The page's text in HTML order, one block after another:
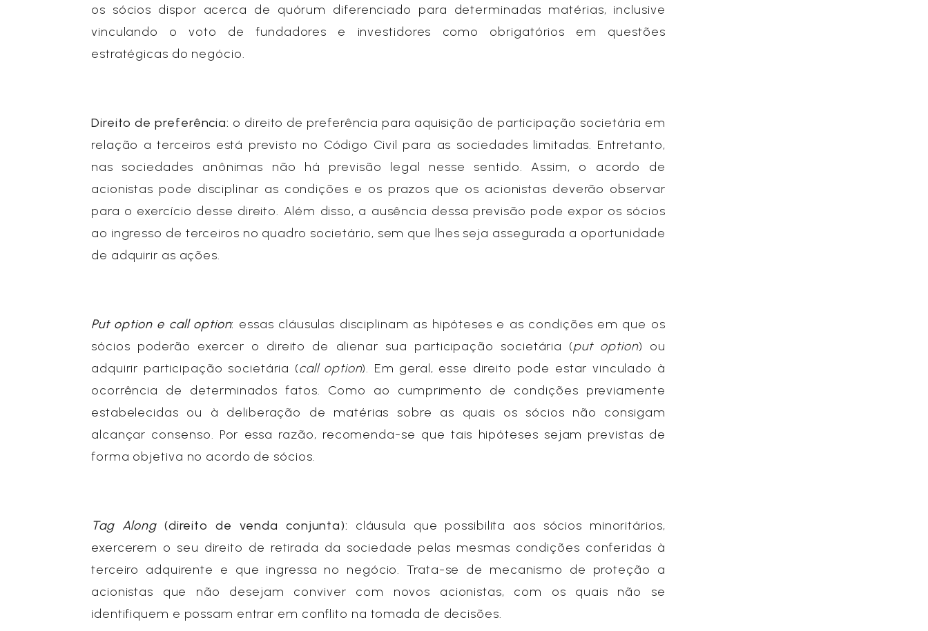
os sócios dispor acerca de quórum diferenciado para determinadas matérias, inclusive
vinculando o voto de fundadores e investidores como obrigatórios em questões
estratégicas do negócio.
Direito de preferência: o direito de preferência para aquisição de participação societária em
relação a terceiros está previsto no Código Civil para as sociedades limitadas. Entretanto,
nas sociedades anônimas não há previsão legal nesse sentido. Assim, o acordo de
acionistas pode disciplinar as condições e os prazos que os acionistas deverão observar
para o exercício desse direito. Além disso, a ausência dessa previsão pode expor os sócios
ao ingresso de terceiros no quadro societário, sem que lhes seja assegurada a oportunidade
de adquirir as ações.
Put option e call option: essas cláusulas disciplinam as hipóteses e as condições em que os
sócios poderão exercer o direito de alienar sua participação societária (put option) ou
adquirir participação societária (call option). Em geral, esse direito pode estar vinculado à
ocorrência de determinados fatos. Como ao cumprimento de condições previamente
estabelecidas ou à deliberação de matérias sobre as quais os sócios não consigam
alcançar consenso. Por essa razão, recomenda-se que tais hipóteses sejam previstas de
forma objetiva no acordo de sócios.
Tag Along (direito de venda conjunta): cláusula que possibilita aos sócios minoritários,
exercerem o seu direito de retirada da sociedade pelas mesmas condições conferidas à
terceiro adquirente e que ingressa no negócio. Trata-se de mecanismo de proteção a
acionistas que não desejam conviver com novos acionistas, com os quais não se
identifiquem e possam entrar em conflito na tomada de decisões.